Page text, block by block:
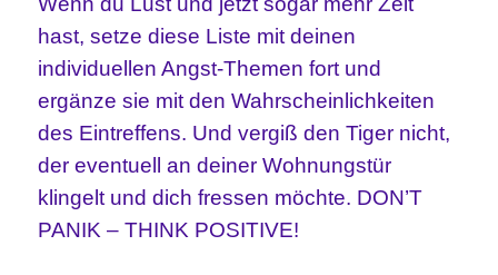
hast, setze diese Liste mit deinen
individuellen Angst-Themen fort und
ergänze sie mit den Wahrscheinlichkeiten
des Eintreffens. Und vergiß den Tiger nicht,
der eventuell an deiner Wohnungstür
klingelt und dich fressen möchte. DON’T
PANIK – THINK POSITIVE!